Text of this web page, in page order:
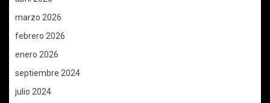
marzo 2026
febrero 2026
enero 2026
septiembre 2024
julio 2024